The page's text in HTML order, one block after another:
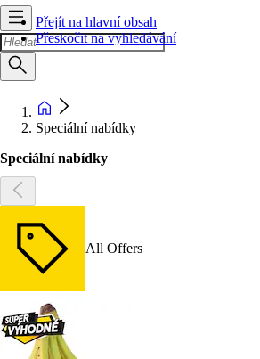
Přejít na hlavní obsah
Přeskočit na vyhledávání
Speciální nabídky
Speciální nabídky
All Offers